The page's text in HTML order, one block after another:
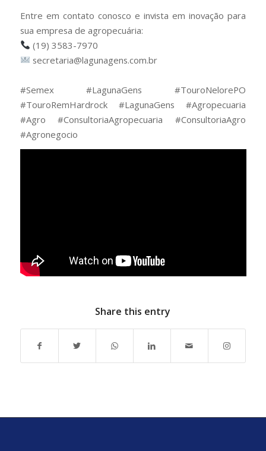
Entre em contato conosco e invista em inovação para
sua empresa de agropecuária:
(19) 3583-7970
secretaria@lagunagens.com.br
#Semex #LagunaGens #TouroNelorePO
#TouroRemHardrock #LagunaGens #Agropecuaria
#Agro #ConsultoriaAgropecuaria #ConsultoriaAgro
#Agronegocio
Share this entry